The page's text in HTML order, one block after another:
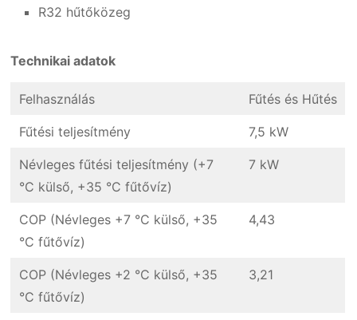
R32 hűtőközeg
Technikai adatok
Felhasználás Fűtés és Hűtés
Fűtési teljesítmény 7,5 kW
Névleges fűtési teljesítmény (+7
°C külső, +35 °C fűtővíz)
7 kW
COP (Névleges +7 °C külső, +35
°C fűtővíz)
4,43
COP (Névleges +2 °C külső, +35
°C fűtővíz)
3,21